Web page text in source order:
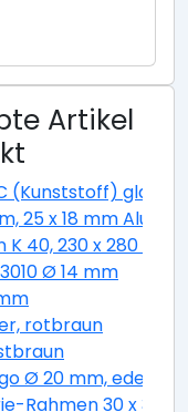
Artikel
(Kunststoff) glatt
25 x 18 mm
40, 230 x 280 cm
Ø 14 mm
rotbraun
Ø 20 mm,
Rahmen 30 x 30